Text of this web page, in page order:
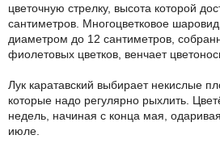
цветочную стрелку, высота которой
сантиметров. Многоцветковое
диаметром до 12 сантиметров,
фиолетовых цветков, венчает
Лук каратавский выбирает некислые
которые надо регулярно рыхлить.
недель, начиная с конца мая,
июле.